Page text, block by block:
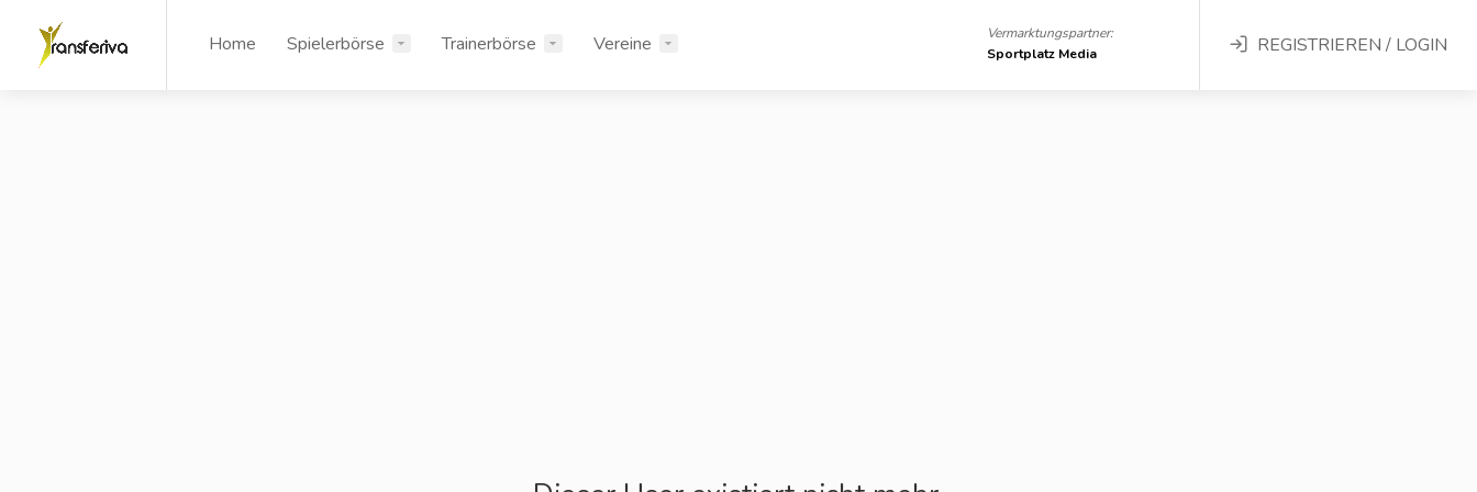
Home Spielerbörse Trainerbörse Vereine
Vermarktungspartner:
Sportplatz Media
REGISTRIEREN / LOGIN